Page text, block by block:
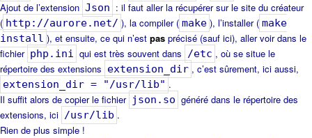
Ajout de l’extension Json : il faut aller la récupérer sur le site du créateur
( http://aurore.net/ ), la compiler ( make ), l’installer ( make
install ), et ensuite, ce qui n’est pas précisé (sauf ici), aller voir dans le
fichier php.ini qui est très souvent dans /etc , où se situe le
répertoire des extensions extension_dir , c’est sûrement, ici aussi,
extension_dir = "/usr/lib" .
Il suffit alors de copier le fichier json.so généré dans le répertoire des
extensions, ici /usr/lib .
Rien de plus simple !